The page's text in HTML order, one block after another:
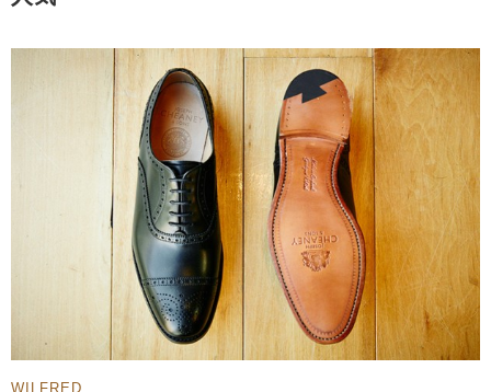
WILFRED